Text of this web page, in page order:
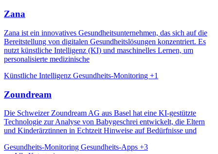
Zana
Zana ist ein innovatives Gesundheitsunternehmen, das sich auf die
Bereitstellung von digitalen Gesundheitslösungen konzentriert. Es
nutzt künstliche Intelligenz (KI) und maschinelles Lernen, um
personalisierte medizinische
Künstliche Intelligenz Gesundheits-Monitoring +1
Zoundream
Die Schweizer Zoundream AG aus Basel hat eine KI-gestützte
Technologie zur Analyse von Babygeschrei entwickelt, die Eltern
und Kinderärztinnen in Echtzeit Hinweise auf Bedürfnisse und
Gesundheits-Monitoring Gesundheits-Apps +3